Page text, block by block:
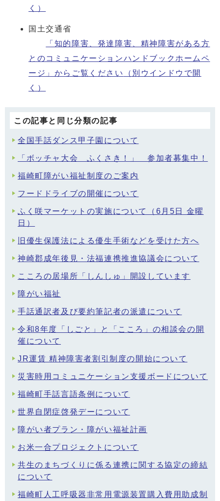
く）
国土交通省
「知的障害、発達障害、精神障害がある方
とのコミュニケーションハンドブックホームペ
ージ」からご覧ください
（別ウインドウで開
く）
この記事と同じ分類の記事
全国手話ダンス甲子園について
「ボッチャ大会 ふくさき！」 参加者募集中！
福崎町障がい福祉制度のご案内
フードドライブの開催について
ふく咲マーケットの実施について（6月5日 金曜
日）
旧優生保護法による優生手術などを受けた方へ
神崎郡成年後見・法福連携推進協議会について
こころの居場所「しんしゅ」開設しています
障がい福祉
手話通訳者及び要約筆記者の派遣について
令和8年度「しごと」と「こころ」の相談会の開
催について
JR運賃 精神障害者割引制度の開始について
災害時用コミュニケーション支援ボードについて
福崎町手話言語条例について
世界自閉症啓発デーについて
障がい者プラン・障がい福祉計画
お米一合プロジェクトについて
共生のまちづくりに係る連携に関する協定の締結
について
福崎町人工呼吸器非常用電源装置購入費用助成制